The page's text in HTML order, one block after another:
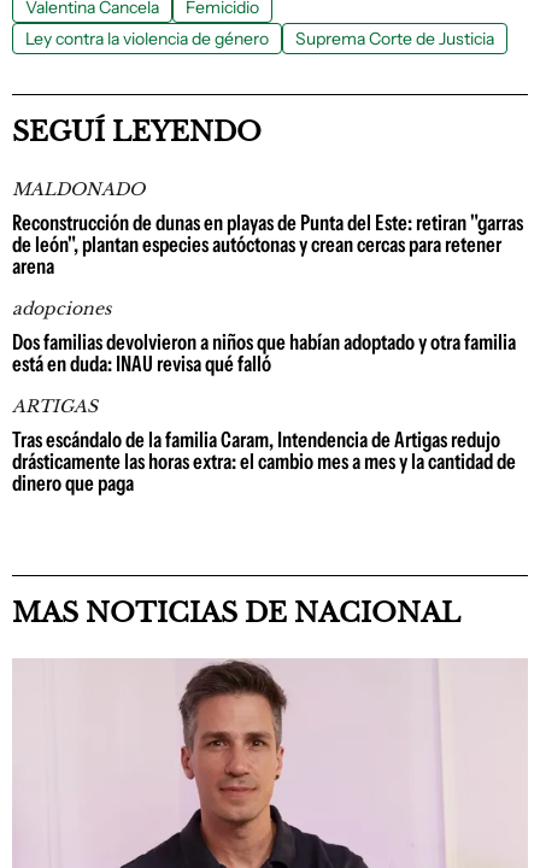
Valentina Cancela
Femicidio
Ley contra la violencia de género
Suprema Corte de Justicia
SEGUÍ LEYENDO
MALDONADO
Reconstrucción de dunas en playas de Punta del Este: retiran "garras
de león", plantan especies autóctonas y crean cercas para retener
arena
adopciones
Dos familias devolvieron a niños que habían adoptado y otra familia
está en duda: INAU revisa qué falló
ARTIGAS
Tras escándalo de la familia Caram, Intendencia de Artigas redujo
drásticamente las horas extra: el cambio mes a mes y la cantidad de
dinero que paga
MAS NOTICIAS DE NACIONAL